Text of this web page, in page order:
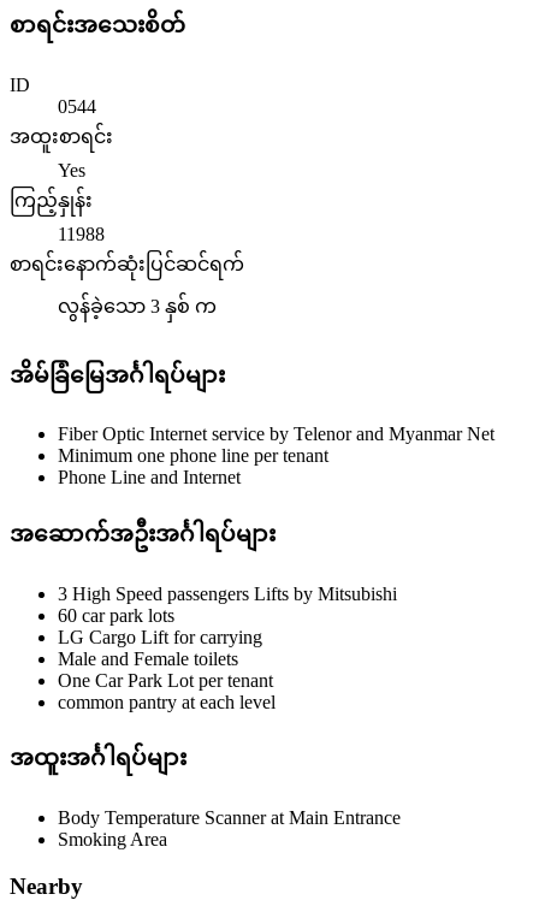
စာရင်းအသေးစိတ်
ID
0544
အထူးစာရင်း
Yes
ကြည့်နှုန်း
11988
စာရင်းနောက်ဆုံးပြင်ဆင်ရက်
လွန်ခဲ့သော 3 နှစ် က
အိမ်ခြံမြေအင်္ဂါရပ်များ
Fiber Optic Internet service by Telenor and Myanmar Net
Minimum one phone line per tenant
Phone Line and Internet
အဆောက်အဦးအင်္ဂါရပ်များ
3 High Speed passengers Lifts by Mitsubishi
60 car park lots
LG Cargo Lift for carrying
Male and Female toilets
One Car Park Lot per tenant
common pantry at each level
အထူးအင်္ဂါရပ်များ
Body Temperature Scanner at Main Entrance
Smoking Area
Nearby